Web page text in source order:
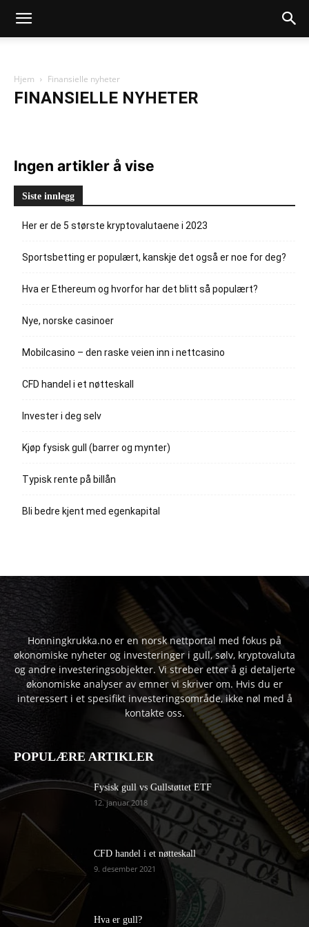
Hjem Finansielle nyheter
FINANSIELLE NYHETER
Ingen artikler å vise
Siste innlegg
Her er de 5 største kryptovalutaene i 2023
Sportsbetting er populært, kanskje det også er noe for deg?
Hva er Ethereum og hvorfor har det blitt så populært?
Nye, norske casinoer
Mobilcasino – den raske veien inn i nettcasino
CFD handel i et nøtteskall
Invester i deg selv
Kjøp fysisk gull (barrer og mynter)
Typisk rente på billån
Bli bedre kjent med egenkapital
Honningkrukka.no er en norsk nettportal med fokus på
økonomiske nyheter og investeringer i gull, sølv, kryptovaluta
og andre investeringsobjekter. Vi streber etter å gi detaljerte
økonomiske analyser av emner vi skriver om. Hvis du er
interessert i et spesifikt investeringsområde, ikke nøl med å
kontakte oss.
POPULÆRE ARTIKLER
Fysisk gull vs Gullstøttet ETF
12. januar 2018
CFD handel i et nøtteskall
9. desember 2021
Hva er gull?